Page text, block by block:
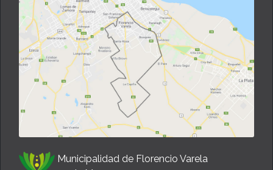
Municipalidad de Florencio Varela